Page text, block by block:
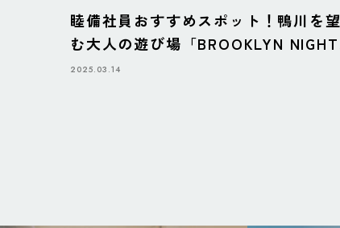
睦備社員おすすめスポット！鴨川を望
む大人の遊び場「BROOKLYN NIGHT
BAZAAR」
2025.03.14